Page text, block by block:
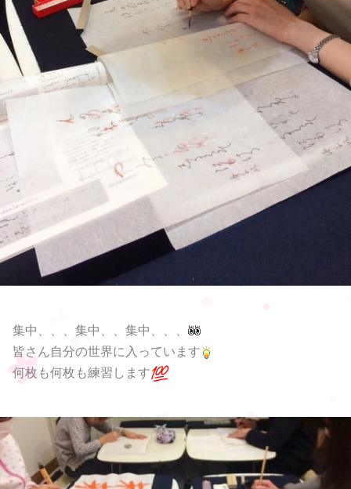
集中、、、集中、、集中、、、
皆さん自分の世界に入っています
何枚も何枚も練習します